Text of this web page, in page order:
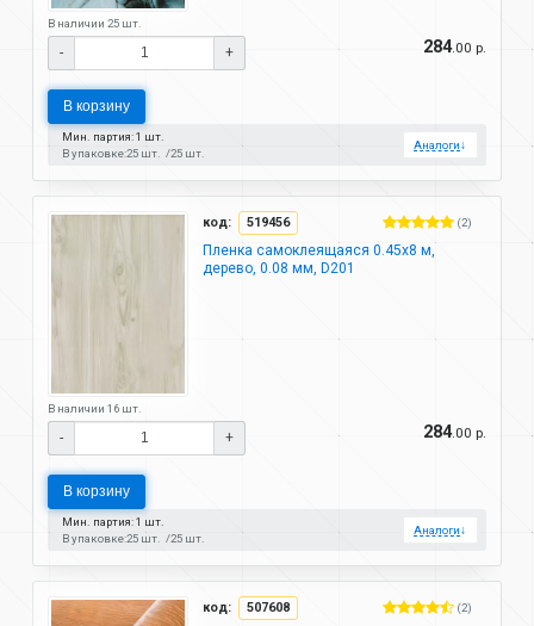
В наличии 25 шт.
- + 284.00 р.
В корзину
Мин. партия: 1 шт.
В упаковке:25 шт. 25 шт.
Аналоги↓
код: 519456 (2)
Пленка самоклеящаяся 0.45х8 м,
дерево, 0.08 мм, D201
В наличии 16 шт.
- + 284.00 р.
В корзину
Мин. партия: 1 шт.
В упаковке:25 шт. 25 шт.
Аналоги↓
код: 507608 (2)